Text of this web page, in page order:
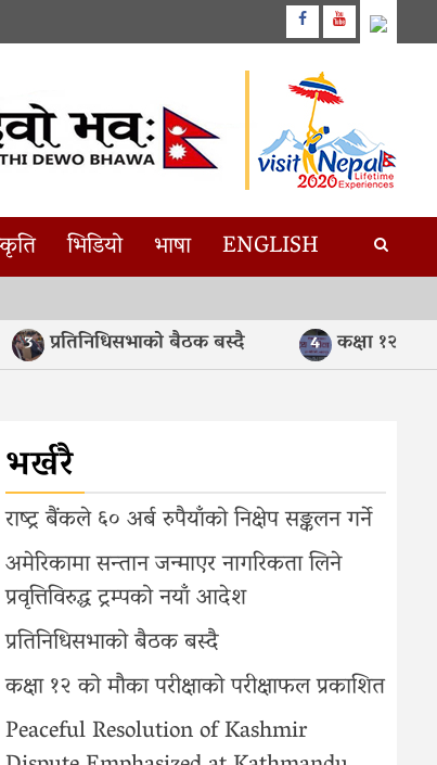
Facebook
Youtube
भिडियो भाषा ENGLISH
3 प्रतिनिधिसभाको बैठक बस्दै 4 कक्षा १२ को
भर्खरै
राष्ट्र बैंकले ६० अर्ब रुपैयाँको निक्षेप सङ्कलन गर्ने
अमेरिकामा सन्तान जन्माएर नागरिकता लिने
प्रवृत्तिविरुद्ध ट्रम्पको नयाँ आदेश
प्रतिनिधिसभाको बैठक बस्दै
कक्षा १२ को मौका परीक्षाको परीक्षाफल प्रकाशित
Peaceful Resolution of Kashmir